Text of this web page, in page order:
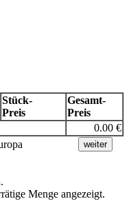
Stück-
Preis
Gesamt-
Preis
0.00 €
Menge angezeigt.